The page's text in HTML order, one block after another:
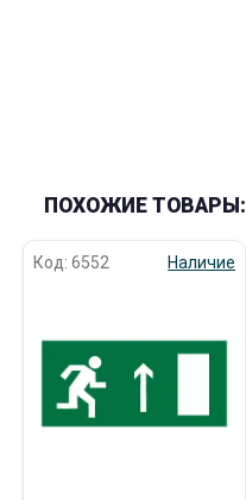
ПОХОЖИЕ ТОВАРЫ:
Код: 6552 Наличие